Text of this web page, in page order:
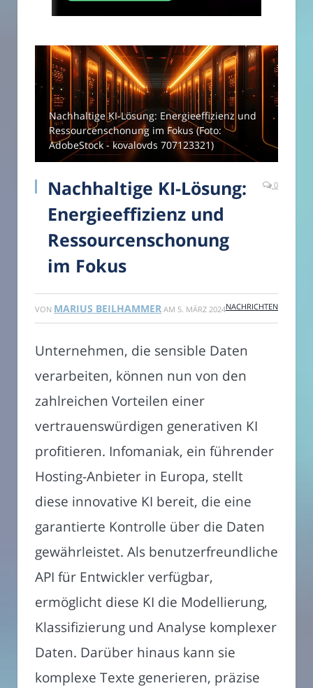
Nachhaltige KI-Lösung: Energieeffizienz und
Ressourcenschonung im Fokus (Foto:
AdobeStock - kovalovds 707123321)
Nachhaltige KI-Lösung:
Energieeffizienz und
Ressourcenschonung
im Fokus
0
VON MARIUS BEILHAMMER AM 5. MÄRZ 2024NACHRICHTEN
Unternehmen, die sensible Daten
verarbeiten, können nun von den
zahlreichen Vorteilen einer
vertrauenswürdigen generativen KI
profitieren. Infomaniak, ein führender
Hosting-Anbieter in Europa, stellt
diese innovative KI bereit, die eine
garantierte Kontrolle über die Daten
gewährleistet. Als benutzerfreundliche
API für Entwickler verfügbar,
ermöglicht diese KI die Modellierung,
Klassifizierung und Analyse komplexer
Daten. Darüber hinaus kann sie
komplexe Texte generieren, präzise